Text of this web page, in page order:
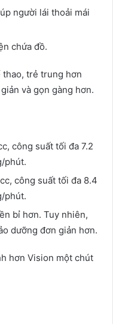
người lái thoải mái
chứa đồ.
thao, trẻ trung hơn
và gọn gàng hơn.
công suất tối đa 7.2
phút.
công suất tối đa 8.4
phút.
bỉ hơn. Tuy nhiên,
dưỡng đơn giản hơn.
hơn Vision một chút